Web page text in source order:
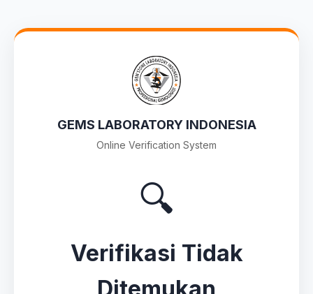
GEMS LABORATORY INDONESIA
Online Verification System
🔍
Verifikasi Tidak